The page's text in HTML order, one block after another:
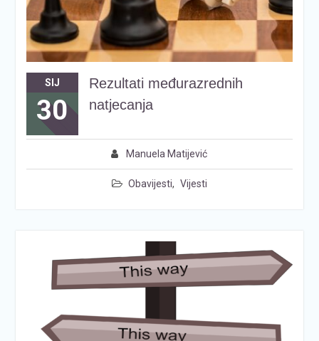
SIJ
30
Rezultati međurazrednih
natjecanja
Manuela Matijević
Obavijesti, Vijesti